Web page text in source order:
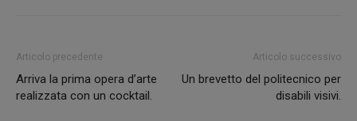
Articolo precedente
Arriva la prima opera d’arte
realizzata con un cocktail.
Articolo successivo
Un brevetto del politecnico per
disabili visivi.